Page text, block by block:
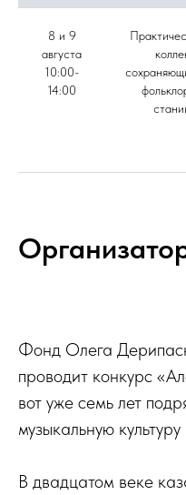
8 и 9
августа
10:00-
14:00
Фонд Олега
проводит конкурс
вот уже семь лет
музыкальную
В двадцатом веке